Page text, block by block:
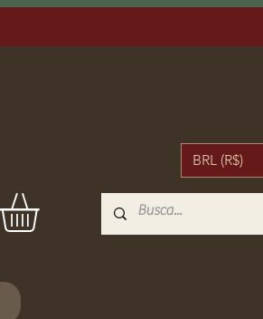
BRL (R$)